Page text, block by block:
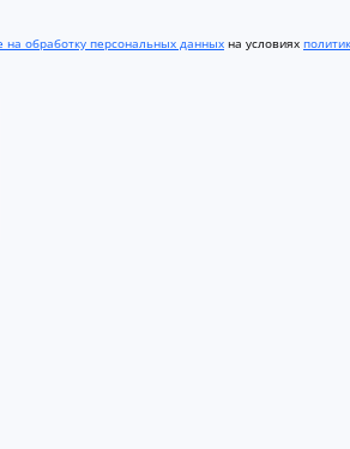
на обработку персональных данных на условиях